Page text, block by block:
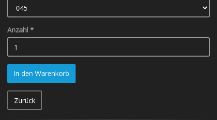
Anzahl *
In den Warenkorb
Zurück